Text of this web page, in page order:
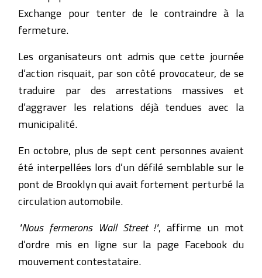
Exchange pour tenter de le contraindre à la
fermeture.
Les organisateurs ont admis que cette journée
d’action risquait, par son côté provocateur, de se
traduire par des arrestations massives et
d’aggraver les relations déjà tendues avec la
municipalité.
En octobre, plus de sept cent personnes avaient
été interpellées lors d’un défilé semblable sur le
pont de Brooklyn qui avait fortement perturbé la
circulation automobile.
"Nous fermerons Wall Street !", affirme un mot
d’ordre mis en ligne sur la page Facebook du
mouvement contestataire.